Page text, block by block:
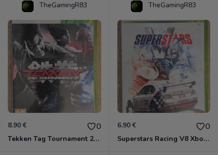
TheGamingR83
8.90 € 0
Tekken Tag Tournament 2 Xbox 360
TheGamingR83
6.90 € 0
Superstars Racing V8 Xbox 360